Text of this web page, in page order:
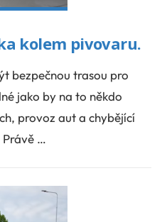
kolem pivovaru.
bezpečnou trasou pro
jako by na to někdo
provoz aut a chybějící
Právě …